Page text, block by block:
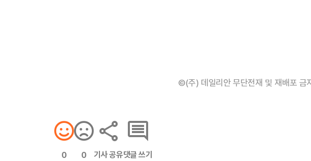
©(주) 데일리안 무단전재 및 재배포 금
0 0 기사 공유댓글 쓰기